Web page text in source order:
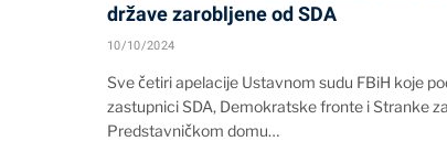
države zarobljene od SDA
10/10/2024
Sve četiri apelacije Ustavnom sudu FBiH koje
zastupnici SDA, Demokratske fronte i Stranke
Predstavničkom domu…